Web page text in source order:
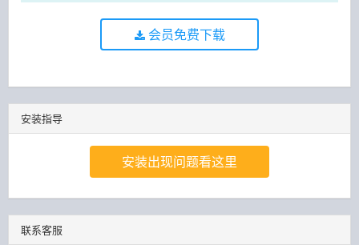
会员免费下载
安装指导
安装出现问题看这里
联系客服